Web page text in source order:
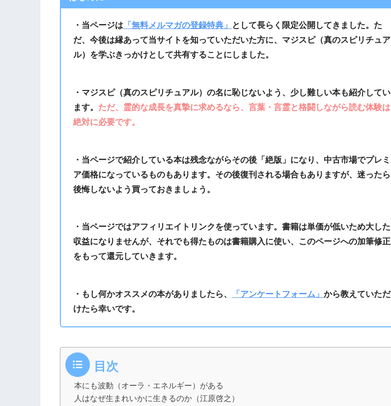
・当ページは「無料メルマガの登録特典」
として長らく限定公開してきました。た
だ、今後は縁あって当サイトを知っていただいた方に、マジスピ（真のスピリチュア
ル）を学ぶきっかけとして共有することにしました。
・マジスピ（真のスピリチュアル）の名に恥じないよう、少し難しい本も紹介してい
ます。 ただ、霊的な成長を真摯に求めるなら、言葉・言霊と格闘しながら読む体験は
絶対に必要です。
・当ページで紹介している本は残念ながらその後「絶版」になり、中古市場でプレミ
ア価格になっているものもあります。その後復刊される場合もありますが、迷ったら
後悔しないよう買っておきましょう。
・当ページではアフィリエイトリンクを使っています。書籍は単価が低いため大した
収益になりませんが、それでも得たものは書籍購入に使い、このページへの加筆修正
をもって還元していきます。
・もし何かオススメの本がありましたら、 「アンケートフォーム」 から教えていただ
けたら幸いです。
目次
本にも波動（オーラ・エネルギー）がある
人はなぜ生まれいかに生きるのか（江原啓之）